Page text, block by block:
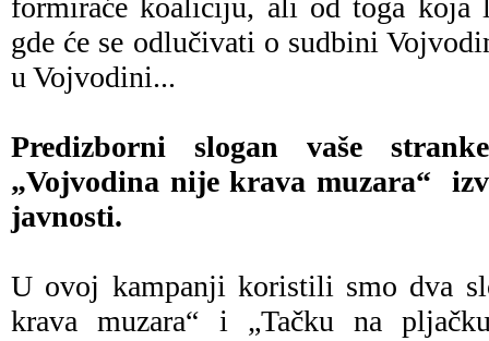
formiraće koaliciju, ali od toga koja
gde će se odlučivati o sudbini
u Vojvodini...
Predizborni slogan vaše
„Vojvodina nije krava muzara“
javnosti.
U ovoj kampanji koristili smo dva
krava muzara“ i „Tačku na